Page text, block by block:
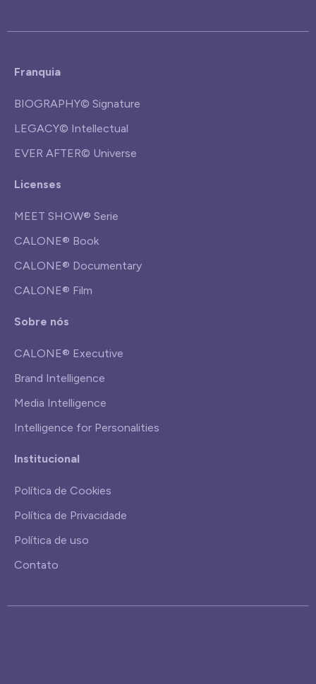
Franquia
BIOGRAPHY© Signature
LEGACY© Intellectual
EVER AFTER© Universe
Licenses
MEET SHOW® Serie
CALONE® Book
CALONE® Documentary
CALONE® Film
Sobre nós
CALONE® Executive
Brand Intelligence
Media Intelligence
Intelligence for Personalities
Institucional
Política de Cookies
Política de Privacidade
Política de uso
Contato